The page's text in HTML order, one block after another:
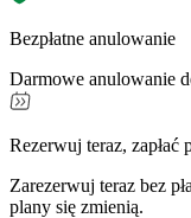
Bezpłatne anulowanie
Darmowe anulowanie
Rezerwuj teraz, zapłać
Zarezerwuj teraz bez
plany się zmienią.